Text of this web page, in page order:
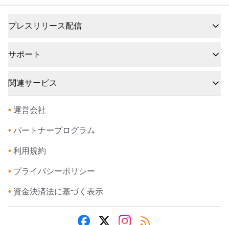
プレスリリース配信
サポート
関連サービス
• 運営会社
• パートナープログラム
• 利用規約
• プライバシーポリシー
• 資金決済法に基づく表示